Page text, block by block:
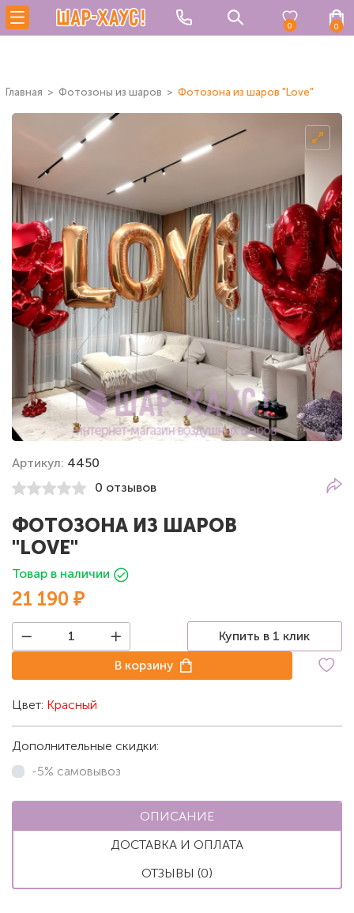
0 0
Главная Фотозоны из шаров Фотозона из шаров "Love"
Артикул: 4450
0 отзывов
ФОТОЗОНА ИЗ ШАРОВ
"LOVE"
Товар в наличии
21 190 ₽
Купить в 1 клик
В корзину
Цвет: Красный
Дополнительные скидки:
-5% самовывоз
ОПИСАНИЕ
ДОСТАВКА И ОПЛАТА
ОТЗЫВЫ (0)